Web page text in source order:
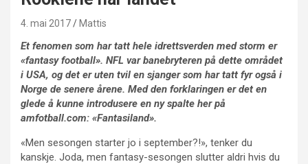
4. mai 2017 Mattis
Et fenomen som har tatt hele idrettsverden med storm er
«fantasy football». NFL var banebryteren på dette området
i USA, og det er uten tvil en sjanger som har tatt fyr også i
Norge de senere årene. Med den forklaringen er det en
glede å kunne introdusere en ny spalte her på
amfotball.com: «Fantasiland».
«Men sesongen starter jo i september?!», tenker du
kanskje. Joda, men fantasy-sesongen slutter aldri hvis du